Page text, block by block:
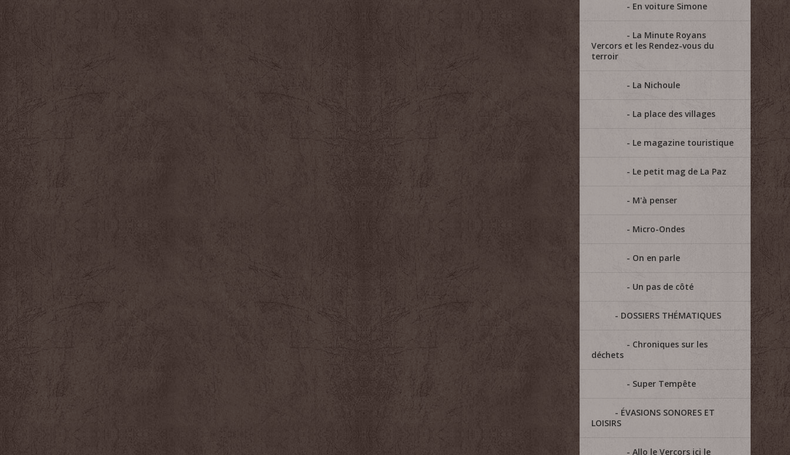
En voiture Simone
La Minute Royans
Vercors et les Rendez-vous du
terroir
La Nichoule
La place des villages
Le magazine touristique
Le petit mag de La Paz
M'à penser
Micro-Ondes
On en parle
Un pas de côté
DOSSIERS THÉMATIQUES
Chroniques sur les
déchets
Super Tempête
ÉVASIONS SONORES ET
LOISIRS
Allo le Vercors ici le